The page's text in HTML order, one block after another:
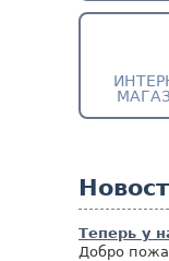
Теперь у
Добро